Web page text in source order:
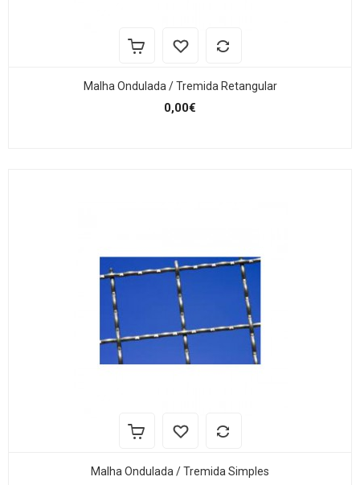
Malha Ondulada / Tremida Retangular
0,00€
Malha Ondulada / Tremida Simples